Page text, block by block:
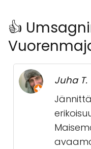
👍
Juha T.